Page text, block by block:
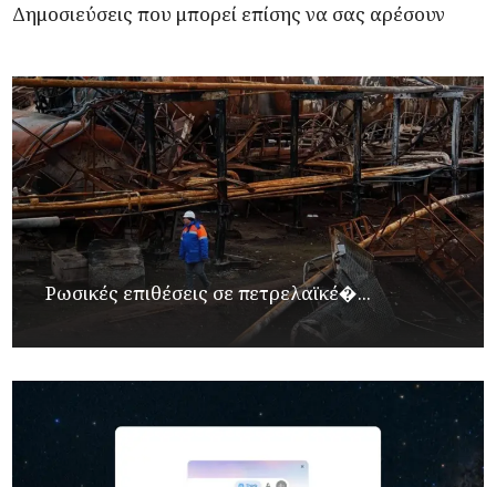
Δημοσιεύσεις που μπορεί επίσης να σας αρέσουν
Ρωσικές επιθέσεις σε πετρελαϊκέ�...